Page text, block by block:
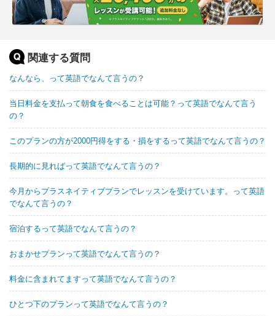
関連する質問
なんなら、って英語でなんて言うの？
当日料金を支払って朝食を食べることは可能？って英語でなんて言う
の？
このプランの方が2000円得をする・損をするって英語でなんて言うの？
長期的に見ればって英語でなんて言うの？
今月からプラスネイティブプランでレッスンを受けています。って英語
でなんて言うの？
宿泊するって英語でなんて言うの？
おまかせプランって英語でなんて言うの？
料金に含まれてますって英語でなんて言うの？
ひとつ下のプランって英語でなんて言うの？